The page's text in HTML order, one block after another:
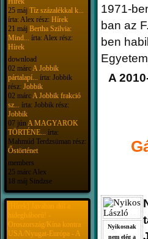
25 máj Tíz százalékkal k...
írta: Alex rész: Hírek
21 máj Bertha Szilvia:
Mind...
írta: Alex rész:
Hírek
download
02 márc A Jobbik
pártalapí...
írta: Jobbik
rész: Jobbik
02 márc A Jobbik frakció
sz...
írta: Jobbik rész:
Jobbik
07 jún A MAGYAROK
TÖRTÉNE...
írta:
Mahmúd Terdzsüman rész:
Őstörténet
members
25 márc Alex
18 máj Sindzse
[Hírek] Javában dúl a
hidegháború! -
Oroszország/Kína kontra
USA/Nyugat-Európa - A
1971-
ban az
ben
A
Nyikosnak
nem elég a